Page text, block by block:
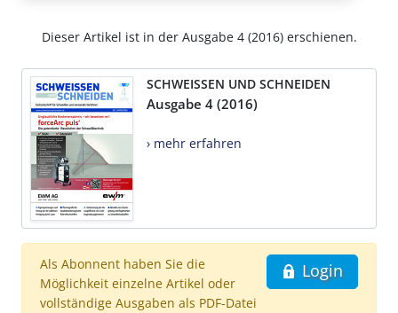
Dieser Artikel ist in der Ausgabe 4 (2016) erschienen.
SCHWEISSEN UND SCHNEIDEN
Ausgabe 4 (2016)
› mehr erfahren
Login
Als Abonnent haben Sie die
Möglichkeit einzelne Artikel oder
vollständige Ausgaben als PDF-Datei